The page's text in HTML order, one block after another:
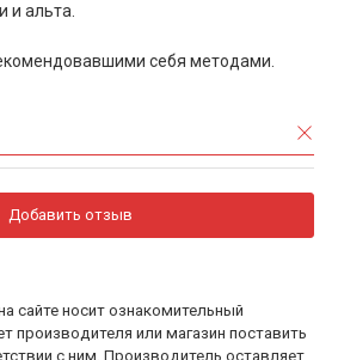
и альта.
себя методами.
Добавить отзыв
сайте носит ознакомительный
производителя или магазин поставить
с ним. Производитель оставляет